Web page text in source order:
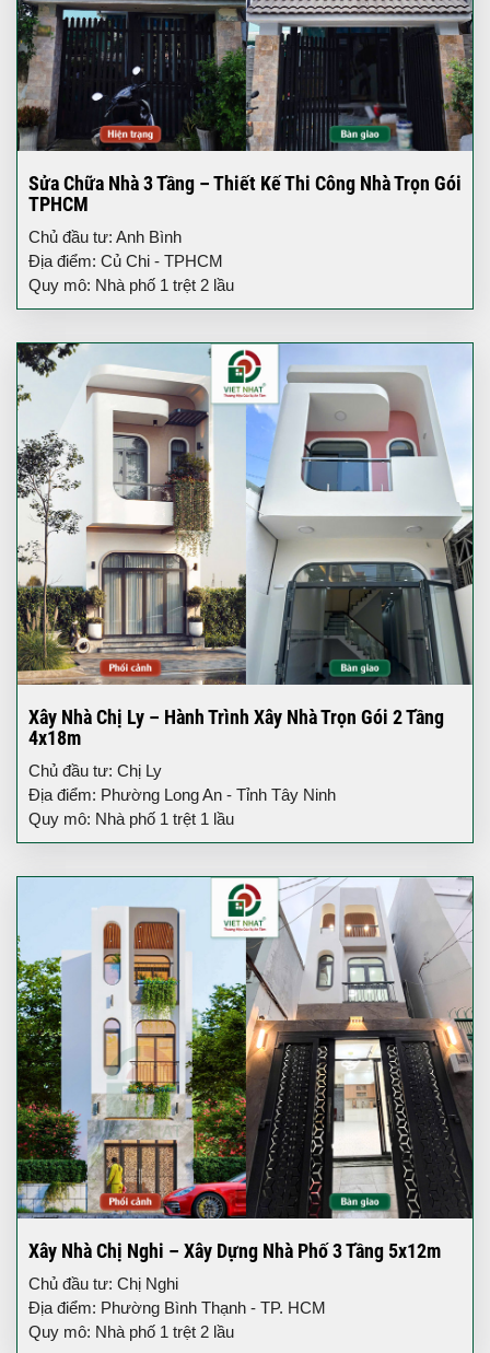
Sửa Chữa Nhà 3 Tầng – Thiết Kế Thi Công Nhà Trọn Gói
TPHCM
Chủ đầu tư: Anh Bình
Địa điểm: Củ Chi - TPHCM
Quy mô: Nhà phố 1 trệt 2 lầu
Xây Nhà Chị Ly – Hành Trình Xây Nhà Trọn Gói 2 Tầng
4x18m
Chủ đầu tư: Chị Ly
Địa điểm: Phường Long An - Tỉnh Tây Ninh
Quy mô: Nhà phố 1 trệt 1 lầu
Xây Nhà Chị Nghi – Xây Dựng Nhà Phố 3 Tầng 5x12m
Chủ đầu tư: Chị Nghi
Địa điểm: Phường Bình Thạnh - TP. HCM
Quy mô: Nhà phố 1 trệt 2 lầu